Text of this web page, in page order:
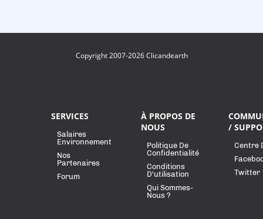
Copyright 2007-2026 Clicandearth
SERVICES
Salaires
Environnement
Nos
Partenaires
Forum
À PROPOS DE
NOUS
Politique De
Confidentialité
Conditions
D'utilisation
Qui Sommes-
Nous ?
/
Centre
Twitter